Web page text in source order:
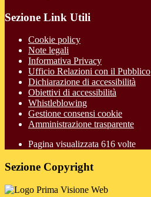
Sezione Link Utili
Cookie policy
Note legali
Informativa Privacy
Ufficio Relazioni con il Pubblico
Dichiarazione di accessibilità
Obiettivi di accessibilità
Whistleblowing
Gestione consensi cookie
Amministrazione trasparente
Pagina visualizzata 616 volte
Sezione Copyright